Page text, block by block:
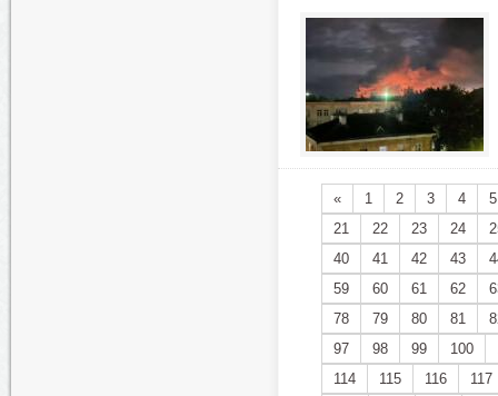
« 1 2 3 4
5
21
22 23 24
40
41 42 43
59
60 61 62
78
79 80 81
97
98 99 100
114
115 116
117